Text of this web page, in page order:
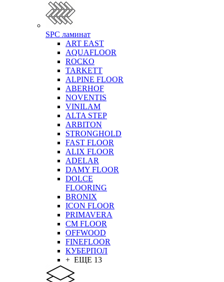
SPC ламинат
ART EAST
AQUAFLOOR
ROCKO
TARKETT
ALPINE FLOOR
ABERHOF
NOVENTIS
VINILAM
ALTA STEP
ARBITON
STRONGHOLD
FAST FLOOR
ALIX FLOOR
ADELAR
DAMY FLOOR
DOLCE
FLOORING
BRONIX
ICON FLOOR
PRIMAVERA
CM FLOOR
OFFWOOD
FINEFLOOR
КУБЕРПОЛ
+ ЕЩЕ 13